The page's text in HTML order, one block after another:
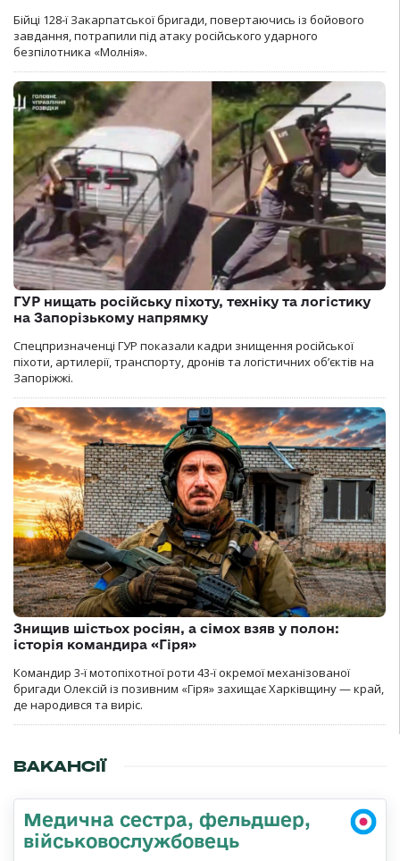
Бійці 128-ї Закарпатської бригади, повертаючись із бойового
завдання, потрапили під атаку російського ударного
безпілотника «Молнія».
ГУР нищать російську піхоту, техніку та логістику
на Запорізькому напрямку
Спецпризначенці ГУР показали кадри знищення російської
піхоти, артилерії, транспорту, дронів та логістичних об’єктів на
Запоріжжі.
Знищив шістьох росіян, а сімох взяв у полон:
історія командира «Гіря»
Командир 3-ї мотопіхотної роти 43-ї окремої механізованої
бригади Олексій із позивним «Гіря» захищає Харківщину — край,
де народився та виріс.
ВАКАНСІЇ
Медична сестра, фельдшер,
військовослужбовець